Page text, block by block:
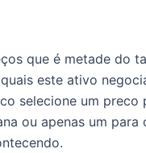
que é metade do
este ativo
selecione um preco
ou apenas um para